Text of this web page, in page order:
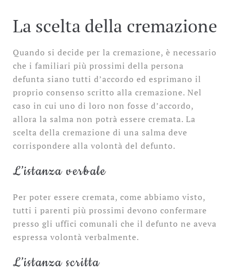
La scelta della cremazione
Quando si decide per la cremazione, è necessario
che i familiari più prossimi della persona
defunta siano tutti d’accordo ed esprimano il
proprio consenso scritto alla cremazione. Nel
caso in cui uno di loro non fosse d’accordo,
allora la salma non potrà essere cremata. La
scelta della cremazione di una salma deve
corrispondere alla volontà del defunto.
L’istanza verbale
Per poter essere cremata, come abbiamo visto,
tutti i parenti più prossimi devono confermare
presso gli uffici comunali che il defunto ne aveva
espressa volontà verbalmente.
L’istanza scritta